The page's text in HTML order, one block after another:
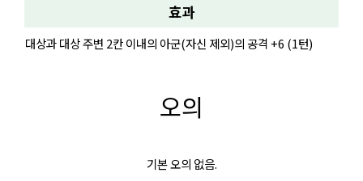
효과
대상과 대상 주변 2칸 이내의 아군(자신 제외)의 공격 +6 (1턴)
오의
기본 오의 없음.